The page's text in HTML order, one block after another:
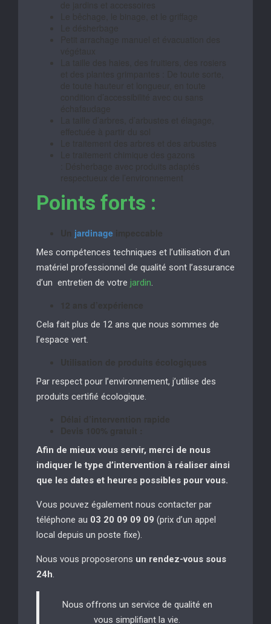
Points forts :
jardinage
Mes compétences techniques et l’utilisation d’un
matériel professionnel de qualité sont l’assurance
d’un entretien de votre jardin.
Cela fait plus de 12 ans que nous sommes de
l’espace vert.
Par respect pour l’environnement, j’utilise des
produits certifié écologique.
Afin de mieux vous servir, merci de nous
indiquer le type d’intervention à réaliser ainsi
que les dates et heures possibles pour vous.
Vous pouvez également nous contacter par
téléphone au 03 20 09 09 09 (prix d’un appel
local depuis un poste fixe).
Nous vous proposerons un rendez-vous sous
24h.
Nous offrons un service de qualité en
vous simplifiant la vie.